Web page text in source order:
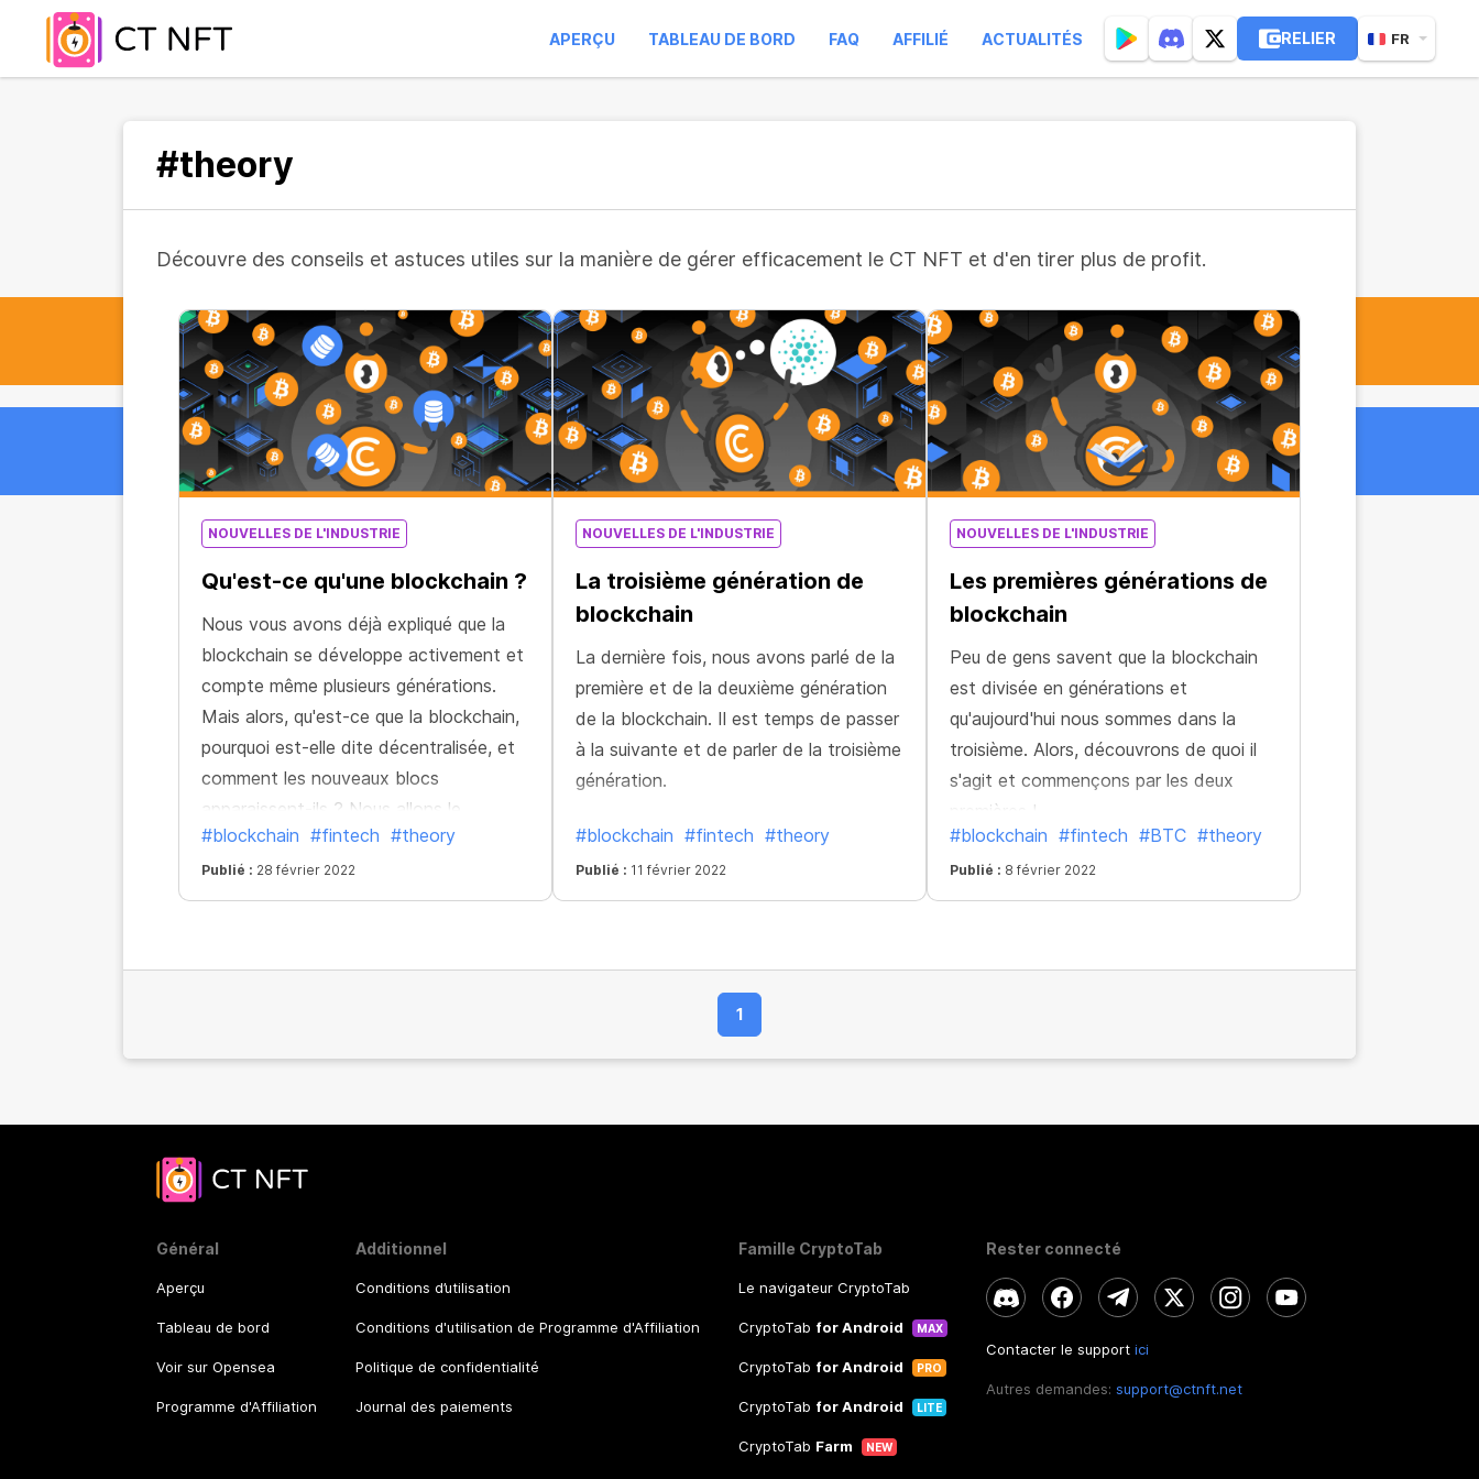
APERÇU TABLEAU DE BORD FAQ AFFILIÉ ACTUALITÉS RELIER FR
#theory
Découvre des conseils et astuces utiles sur la manière de gérer efficacement le CT NFT et d'en tirer plus de profit.
NOUVELLES DE L'INDUSTRIE
Qu'est-ce qu'une blockchain ?
Nous vous avons déjà expliqué que la
blockchain se développe activement et
compte même plusieurs générations.
Mais alors, qu'est-ce que la blockchain,
pourquoi est-elle dite décentralisée, et
comment les nouveaux blocs
apparaissent-ils ? Nous allons le
découvrir ensemble !
#blockchain #fintech #theory
Publié : 28 février 2022
NOUVELLES DE L'INDUSTRIE
La troisième génération de
blockchain
La dernière fois, nous avons parlé de la
première et de la deuxième génération
de la blockchain. Il est temps de passer
à la suivante et de parler de la troisième
génération.
#blockchain #fintech #theory
Publié : 11 février 2022
NOUVELLES DE L'INDUSTRIE
Les premières générations de
blockchain
Peu de gens savent que la blockchain
est divisée en générations et
qu'aujourd'hui nous sommes dans la
troisième. Alors, découvrons de quoi il
s'agit et commençons par les deux
premières !
#blockchain #fintech #BTC #theory
Publié : 8 février 2022
1
Général
Aperçu
Tableau de bord
Voir sur Opensea
Programme d'Affiliation
Additionnel
Conditions d’utilisation
Conditions d'utilisation de Programme d'Affiliation
Politique de confidentialité
Journal des paiements
Famille CryptoTab
Le navigateur CryptoTab
CryptoTab for Android MAX
CryptoTab for Android PRO
CryptoTab for Android LITE
CryptoTab Farm NEW
Rester connecté
Contacter le support ici
Autres demandes: support@ctnft.net